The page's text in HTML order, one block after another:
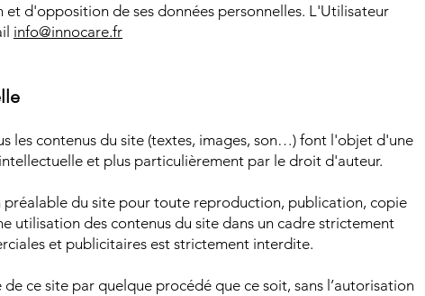
d'opposition de ses données personnelles. L'Utilisateur
info@innocare.fr
les contenus du site (textes, images, son…) font l'objet d'une
et plus particulièrement par le droit d'auteur.
du site pour toute reproduction, publication, copie
utilisation des contenus du site dans un cadre strictement
et publicitaires est strictement interdite.
ce site par quelque procédé que ce soit, sans l’autorisation